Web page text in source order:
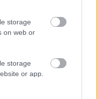
storage
on web or
storage
or app.
storage
Catalunyában, majd a
versenyemet is a TPR